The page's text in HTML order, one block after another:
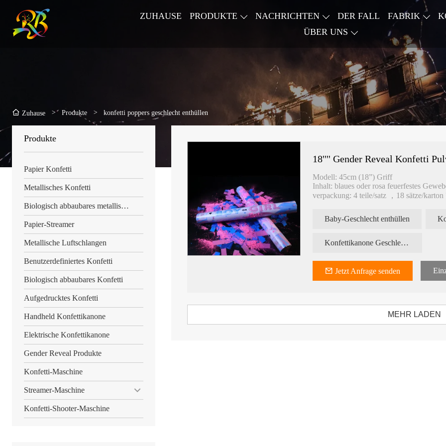
ZUHAUSE PRODUKTE NACHRICHTEN DER FALL FABRIK
ÜBER UNS
Zuhause > Produkte > konfetti poppers geschlecht enthüllen
Produkte
Papier Konfetti
Metallisches Konfetti
Biologisch abbaubares metallisches Konfetti
Papier-Streamer
Metallische Luftschlangen
Benutzerdefiniertes Konfetti
Biologisch abbaubares Konfetti
Aufgedrucktes Konfetti
Handheld Konfettikanone
Elektrische Konfettikanone
Gender Reveal Produkte
Konfetti-Maschine
Streamer-Maschine
Konfetti-Shooter-Maschine
18'''' Gender Reveal Konfetti
Modell: 45cm (18”) Griff
Inhalt: blaues oder rosa feuerfestes
verpackung: 4 teile/satz ，18 sätze/karton
Eisenflasche: 50mm
Gas: Druckluft
NW:18kg GW:19kg
Baby-Geschlecht enthüllen
Konfettikanone Geschlecht enthüllen
Jetzt Anfrage senden
MEHR LADEN